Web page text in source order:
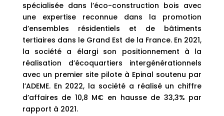
spécialisée dans l’éco-construction bois avec
une expertise reconnue dans la promotion
d’ensembles résidentiels et de bâtiments
tertiaires dans le Grand Est de la France. En 2021,
la société a élargi son positionnement à la
réalisation d’écoquartiers intergénérationnels
avec un premier site pilote à Epinal soutenu par
l’ADEME. En 2022, la société a réalisé un chiffre
d’affaires de 10,8 M€ en hausse de 33,3% par
rapport à 2021.